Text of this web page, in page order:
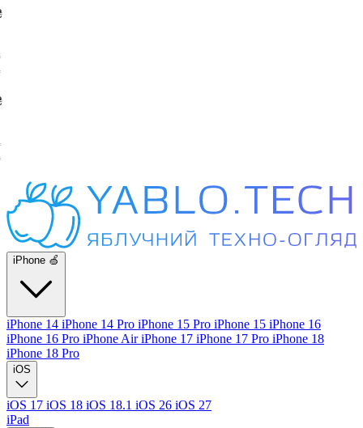
iPhone 🍏
iPhone 14 iPhone 14 Pro iPhone 15 Pro iPhone 15 iPhone 16
iPhone 16 Pro iPhone AiriPhone 17 iPhone 17 Pro iPhone 18
iPhone 18 Pro
iOS
iOS 17 iOS 18 iOS 18.1 iOS 26 iOS 27
iPad